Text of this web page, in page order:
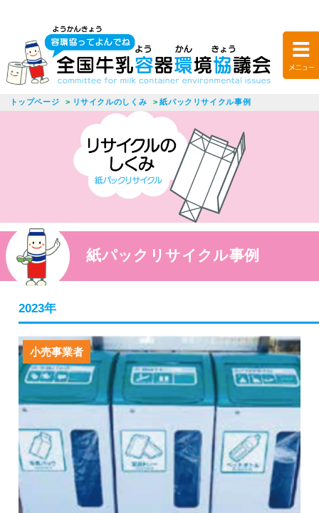
トップページ リサイクルのしくみ 紙パックリサイクル事例
紙パックリサイクル事例
2023年
小売事業者